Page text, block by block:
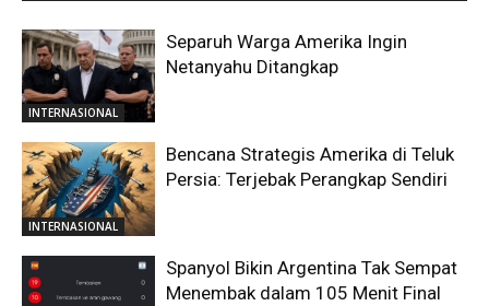
INTERNASIONAL
Separuh Warga Amerika Ingin
Netanyahu Ditangkap
INTERNASIONAL
Bencana Strategis Amerika di Teluk
Persia: Terjebak Perangkap Sendiri
Spanyol Bikin Argentina Tak Sempat
Menembak dalam 105 Menit Final